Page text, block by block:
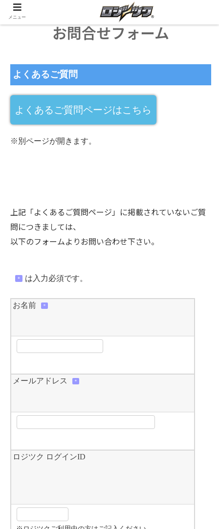
お問合せフォーム
よくあるご質問
よくあるご質問ページはこちら
※別ページが開きます。
上記「よくあるご質問ページ」に掲載されていないご質
問につきましては、
以下のフォームよりお問い合わせ下さい。
＊ は入力必須です。
お名前 ＊
メールアドレス ＊
ロジツク ログインID
メニュー